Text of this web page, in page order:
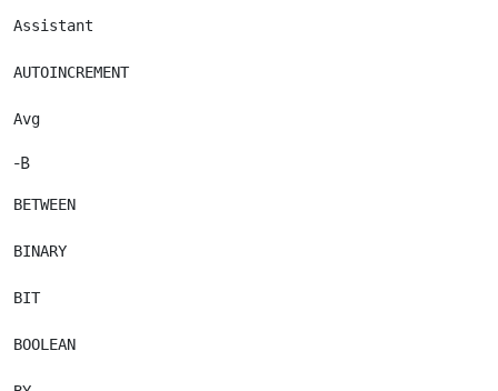
Assistant
AUTOINCREMENT
-B
BETWEEN
BINARY
BIT
BOOLEAN